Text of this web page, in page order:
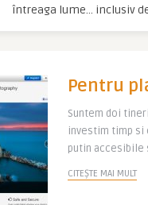
întreaga lume… inclusiv
Pentru
Suntem doi
investim timp si
putin accesibile
CITEȘTE MAI MULT